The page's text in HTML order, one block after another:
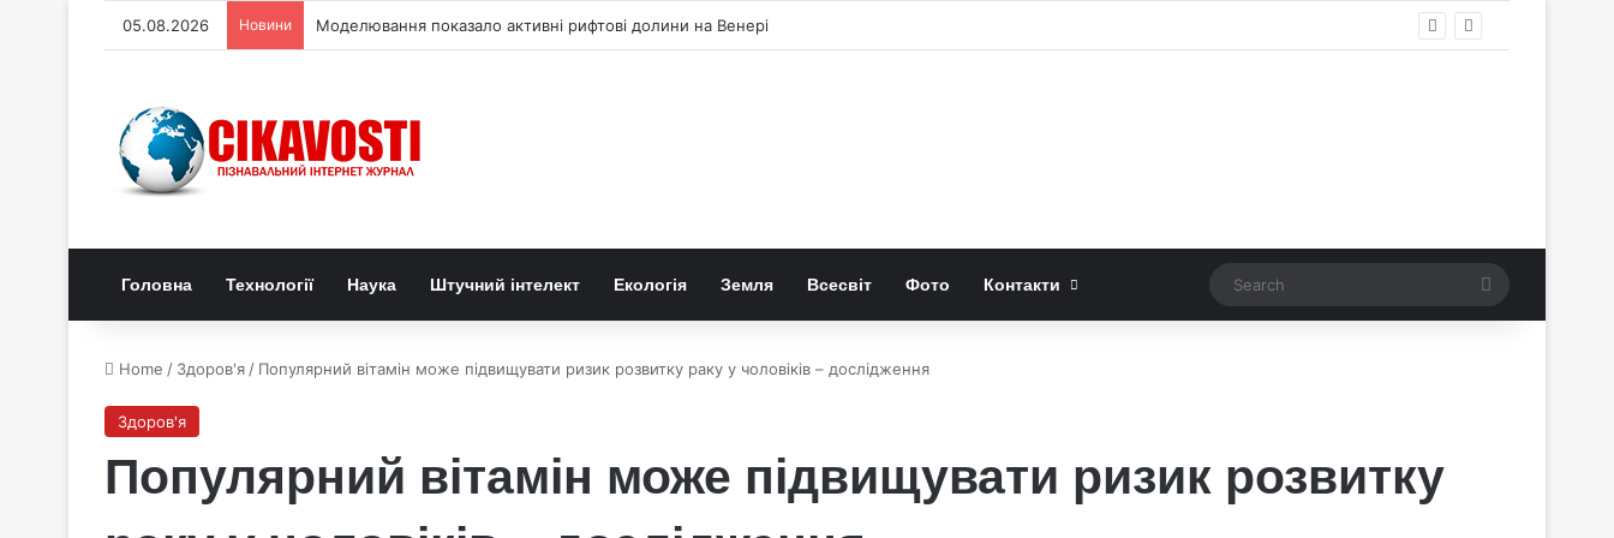
05.08.2026 Новини Моделювання показало активні рифтові долини на Венері
Головна Технології Наука Штучний інтелект Екологія Земля Всесвіт Фото Контакти Search
Home / Здоров'я / Популярний вітамін може підвищувати ризик розвитку раку у чоловіків – дослідження
Здоров'я
Популярний вітамін може підвищувати ризик розвитку